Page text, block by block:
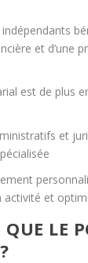
et d’une
est de plus
et
activité et
QUE LE